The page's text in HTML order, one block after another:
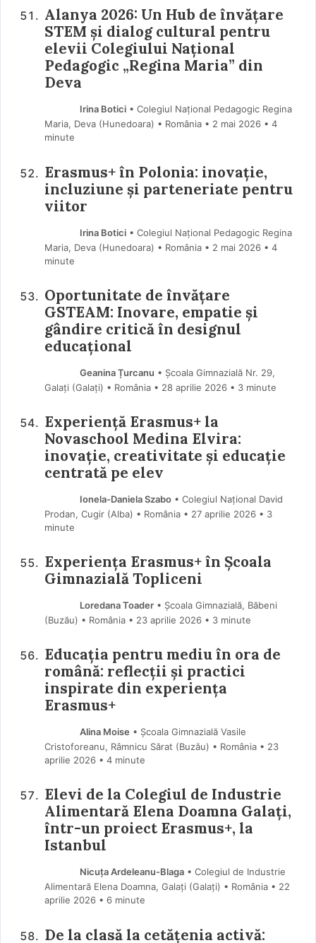
Alanya 2026: Un Hub de învățare
STEM și dialog cultural pentru
elevii Colegiului Național
Pedagogic „Regina Maria” din
Deva
Irina Botici• Colegiul Național Pedagogic Regina
Maria, Deva (Hunedoara) • România
2 mai 2026 • 4
minute
Erasmus+ în Polonia: inovație,
incluziune și parteneriate pentru
viitor
Irina Botici• Colegiul Național Pedagogic Regina
Maria, Deva (Hunedoara) • România
2 mai 2026 • 4
minute
Oportunitate de învățare
GSTEAM: Inovare, empatie și
gândire critică în designul
educațional
Geanina Țurcanu • Școala Gimnazială Nr. 29,
Galați (Galaţi) • România
28 aprilie 2026 • 3 minute
Experiență Erasmus+ la
Novaschool Medina Elvira:
inovație, creativitate și educație
centrată pe elev
Ionela-Daniela Szabo• Colegiul Național David
Prodan, Cugir (Alba) • România
27 aprilie 2026 • 3
minute
Experiența Erasmus+ în Școala
Gimnazială Topliceni
Loredana Toader• Școala Gimnazială, Băbeni
(Buzău) • România
23 aprilie 2026 • 3 minute
Educația pentru mediu în ora de
română: reflecții și practici
inspirate din experiența
Erasmus+
Alina Moise • Școala Gimnazială Vasile
Cristoforeanu, Râmnicu Sărat (Buzău) • România
23
aprilie 2026 • 4 minute
Elevi de la Colegiul de Industrie
Alimentară Elena Doamna Galați,
într-un proiect Erasmus+, la
Istanbul
Nicuța Ardeleanu-Blaga• Colegiul de Industrie
Alimentară Elena Doamna, Galați (Galaţi) • România
22
aprilie 2026 • 6 minute
De la clasă la cetățenia activă: